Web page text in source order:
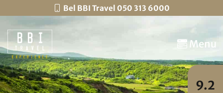
Bel BBI Travel 050 313 6000
Menu
9.2